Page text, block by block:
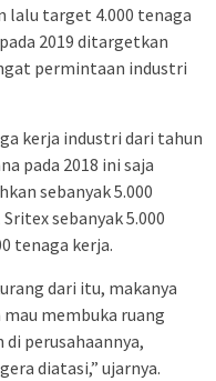
lalu target 4.000 tenaga
2019 ditargetkan
permintaan industri
kerja industri dari tahun
pada 2018 ini saja
sebanyak 5.000
sebanyak 5.000
tenaga kerja.
dari itu, makanya
membuka ruang
perusahaannya,
diatasi,” ujarnya.